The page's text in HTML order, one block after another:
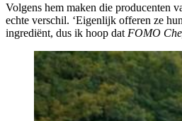
Volgens hem maken die producenten
echte verschil. ‘Eigenlijk offeren ze
ingrediënt, dus ik hoop dat FOMO